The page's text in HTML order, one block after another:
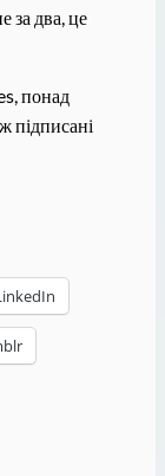
за два, це
понад
підписані